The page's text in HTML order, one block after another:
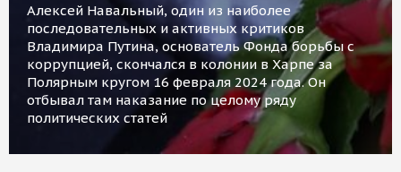
Алексей Навальный, один из наиболее
последовательных и активных критиков
Владимира Путина, основатель Фонда борьбы с
коррупцией, скончался в колонии в Харпе за
Полярным кругом 16 февраля 2024 года. Он
отбывал там наказание по целому ряду
политических статей